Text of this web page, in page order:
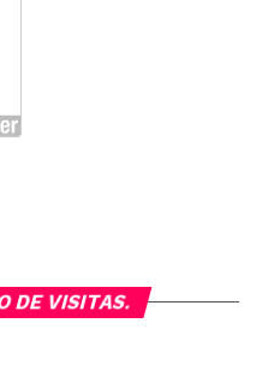
DE VISITAS.